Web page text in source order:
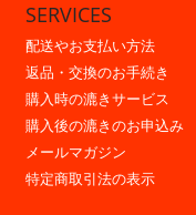
SERVICES
配送やお支払い方法
返品・交換のお手続き
購入時の漉きサービス
購入後の漉きのお申込み
メールマガジン
特定商取引法の表示